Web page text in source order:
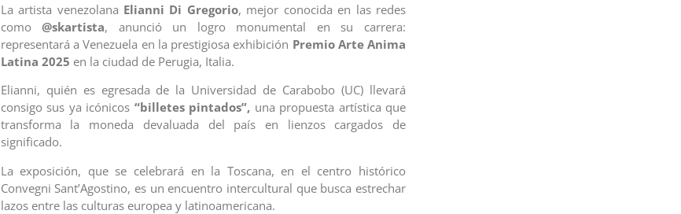
La artista venezolana Elianni Di Gregorio, mejor conocida en las redes
como@skartista, anunció un logro monumental en su carrera:
representará a Venezuela en la prestigiosa exhibición Premio Arte Anima
Latina 2025 en la ciudad de Perugia, Italia.
Elianni, quién es egresada de la Universidad de Carabobo (UC) llevará
consigo sus ya icónicos “billetes pintados”, una propuesta artística que
transforma la moneda devaluada del país en lienzos cargados de
significado.
La exposición, que se celebrará en la Toscana, en el centro histórico
Convegni Sant’Agostino, es un encuentro intercultural que busca estrechar
lazos entre las culturas europea y latinoamericana.